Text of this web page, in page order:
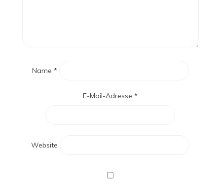
Name *
E-Mail-Adresse*
Website